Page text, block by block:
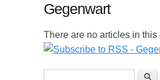
Gegenwart
There are no articles in this
Suche